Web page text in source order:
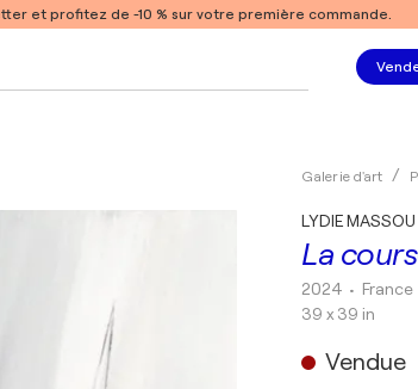
et profitez de -10 % sur votre première commande.
Galerie d'art
La
LYDIE MASSOU
2024 • France
39 x 39 in
Vendue